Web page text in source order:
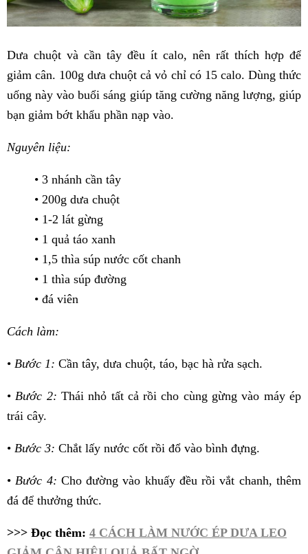
Dưa chuột và cần tây đều ít calo, nên rất thích hợp để
giảm cân. 100g dưa chuột cả vỏ chỉ có 15 calo. Dùng thức
uống này vào buổi sáng giúp tăng cường năng lượng, giúp
bạn giảm bớt khẩu phần nạp vào.
Nguyên liệu:
• 3 nhánh cần tây
• 200g dưa chuột
• 1-2 lát gừng
• 1 quả táo xanh
• 1,5 thìa súp nước cốt chanh
• 1 thìa súp đường
• đá viên
Cách làm:
• Bước 1: Cần tây, dưa chuột, táo, bạc hà rửa sạch.
• Bước 2: Thái nhỏ tất cả rồi cho cùng gừng vào máy ép
trái cây.
• Bước 3: Chắt lấy nước cốt rồi đổ vào bình đựng.
• Bước 4: Cho đường vào khuấy đều rồi vắt chanh, thêm
đá để thưởng thức.
>>> Đọc thêm: 4 CÁCH LÀM NƯỚC ÉP DƯA LEO